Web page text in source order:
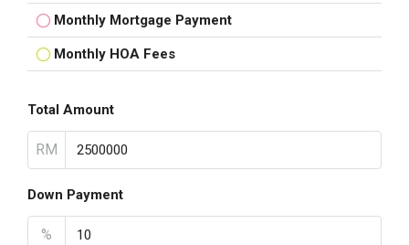
Monthly Mortgage Payment
Monthly HOA Fees
Total Amount
RM
Down Payment
%